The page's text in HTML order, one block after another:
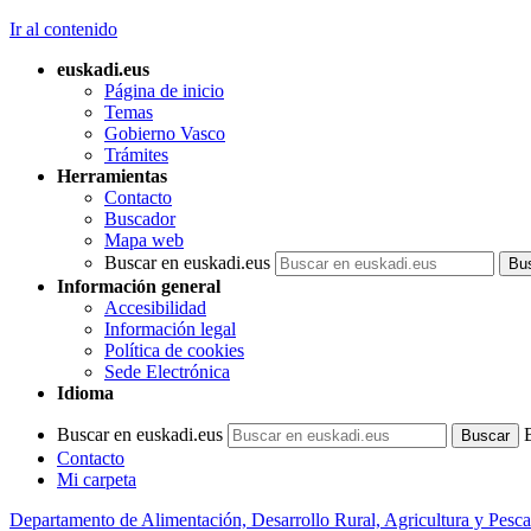
Ir al contenido
euskadi.eus
Página de inicio
Temas
Gobierno Vasco
Trámites
Herramientas
Contacto
Buscador
Mapa web
Buscar en euskadi.eus
Información general
Accesibilidad
Información legal
Política de cookies
Sede Electrónica
Idioma
Buscar en euskadi.eus
Contacto
Mi carpeta
Departamento de Alimentación, Desarrollo Rural, Agricultura y Pesca